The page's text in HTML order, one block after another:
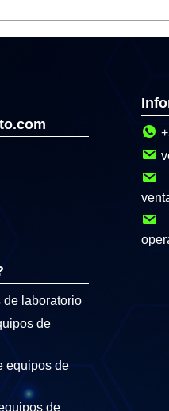
de laboratorio
de
equipos de
de